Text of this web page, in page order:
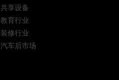
共享设备
教育行业
装修行业
汽车后市场